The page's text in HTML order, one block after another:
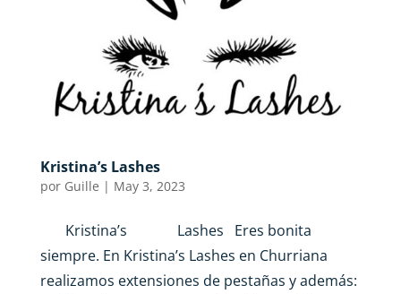
Kristina’s Lashes
por Guille | May 3, 2023
Kristina’s Lashes Eres bonita
siempre. En Kristina’s Lashes en Churriana
realizamos extensiones de pestañas y además: